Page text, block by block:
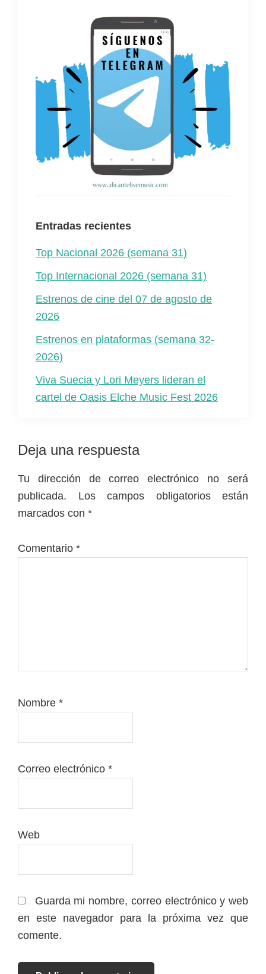
Entradas recientes
Top Nacional 2026 (semana 31)
Top Internacional 2026 (semana 31)
Estrenos de cine del 07 de agosto de
2026
Estrenos en plataformas (semana 32-
2026)
Viva Suecia y Lori Meyers lideran el
cartel de Oasis Elche Music Fest 2026
Interacciones
los
lectores
Deja una respuesta
Tu dirección de correo electrónico no será
publicada.
Los campos obligatorios están
marcados con *
Comentario *
Nombre *
Correo electrónico *
Web
Guarda mi nombre, correo electrónico y web
en este navegador para la próxima vez que
comente.